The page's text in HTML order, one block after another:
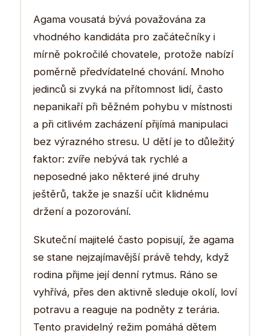
Agama vousatá bývá považována za
vhodného kandidáta pro začátečníky i
mírně pokročilé chovatele, protože nabízí
poměrně předvídatelné chování. Mnoho
jedinců si zvyká na přítomnost lidí, často
nepanikaří při běžném pohybu v místnosti
a při citlivém zacházení přijímá manipulaci
bez výrazného stresu. U dětí je to důležitý
faktor: zvíře nebývá tak rychlé a
neposedné jako některé jiné druhy
ještěrů, takže je snazší učit klidnému
držení a pozorování.
Skuteční majitelé často popisují, že agama
se stane nejzajímavější právě tehdy, když
rodina přijme její denní rytmus. Ráno se
vyhřívá, přes den aktivně sleduje okolí, loví
potravu a reaguje na podněty z terária.
Tento pravidelný režim pomáhá dětem